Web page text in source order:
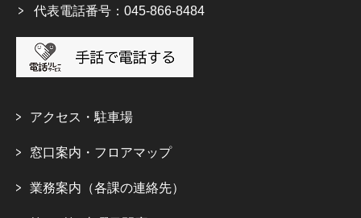
代表電話番号：045-866-8484
アクセス・駐車場
窓口案内・フロアマップ
業務案内（各課の連絡先）